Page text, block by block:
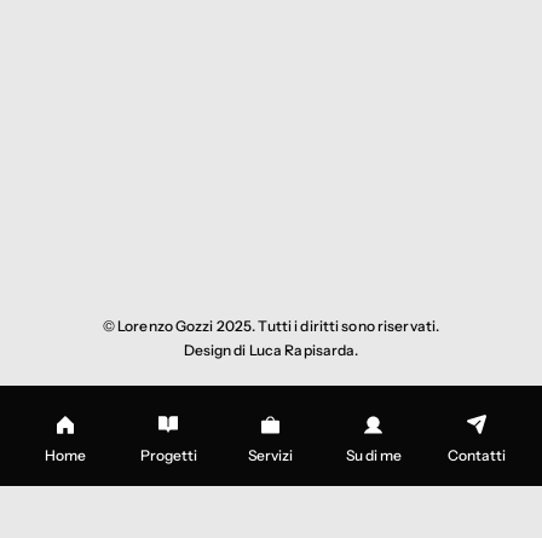
© Lorenzo Gozzi 2025. Tutti i diritti sono riservati.
Design di Luca Rapisarda.
Home Progetti Servizi Su di me Contatti